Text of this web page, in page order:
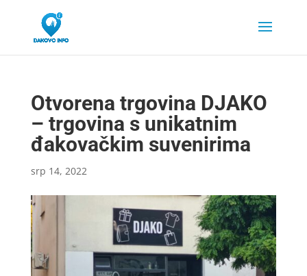
Otvorena trgovina DJAKO
– trgovina s unikatnim
đakovačkim suvenirima
srp 14, 2022